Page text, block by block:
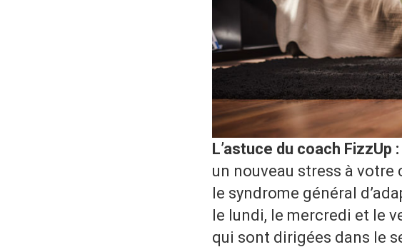
L’astuce du coach FizzUp :
un nouveau stress à votre
le syndrome général
le lundi, le mercredi et le
qui sont dirigées dans le